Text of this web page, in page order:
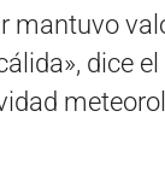
mantuvo
dice